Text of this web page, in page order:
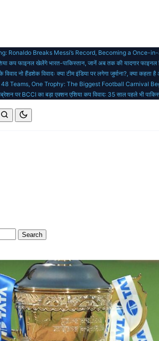
Ronaldo Breaks Messi’s Record, Becoming a Once-
कप फाइनल खेलेंगे भारत-पाकिस्तान, जानें अब तक की यादगार फाइनल
विवाद नो हैंडशेक विवादः क्या टीम इंडिया पर लगेगा जुर्माना?, क्या कहता
Teams, One Trophy: The Biggest Football Carnival
पर BCCI का बड़ा एक्शन एशिया कप विवाद: 35 साल पहले भी
Search